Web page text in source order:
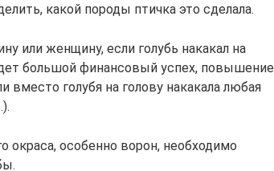
какой породы птичка это сделала.
или женщину, если голубь накакал на
большой финансовый успех, повышение
вместо голубя на голову накакала любая
окраса, особенно ворон, необходимо